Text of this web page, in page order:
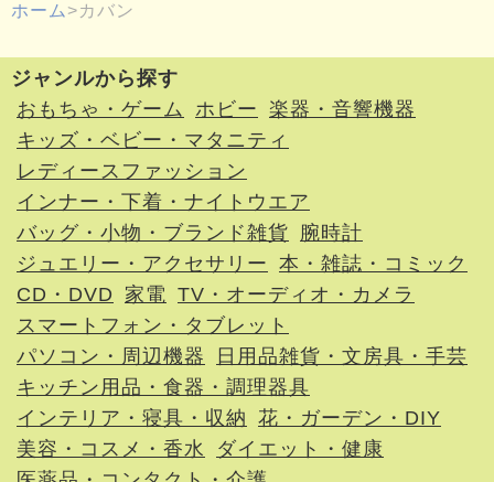
ホーム カバン
ジャンルから探す
おもちゃ・ゲーム
ホビー 楽器・音響機器
キッズ・ベビー・マタニティ
レディースファッション
インナー・下着・ナイトウエア
バッグ・小物・ブランド雑貨 腕時計
ジュエリー・アクセサリー 本・雑誌・コミック
CD・DVD
家電 TV・オーディオ・カメラ
スマートフォン・タブレット
パソコン・周辺機器
日用品雑貨・文房具・手芸
キッチン用品・食器・調理器具
インテリア・寝具・収納 花・ガーデン・DIY
美容・コスメ・香水
ダイエット・健康